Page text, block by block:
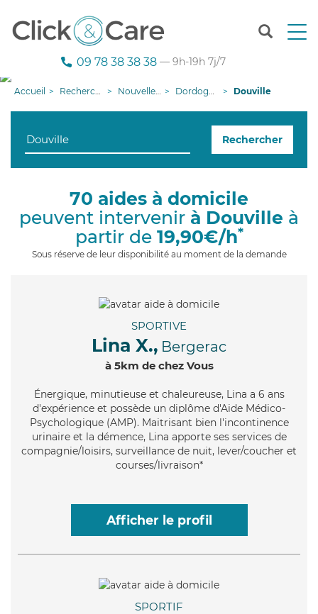
T
n
g
i
09 78 38 38 38 — 9h-19h 7j/7
Accueil Recherche aide à domicile Nouvelle-Aquitaine Dordogne Douville
Rechercher
70 aides à domicile
peuvent intervenir à Douville à
partir de 19,90€/h*
Sous réserve de leur disponibilité au moment de la demande
SPORTIVE
Lina X., Bergerac
à 5km de chez Vous
Énergique, minutieuse et chaleureuse, Lina a 6 ans
d'expérience et possède un diplôme d'Aide Médico-
Psychologique (AMP). Maitrisant bien l'incontinence
urinaire et la démence, Lina apporte ses services de
compagnie/loisirs, surveillance de nuit, lever/coucher et
courses/livraison*
Afficher le profil
SPORTIF